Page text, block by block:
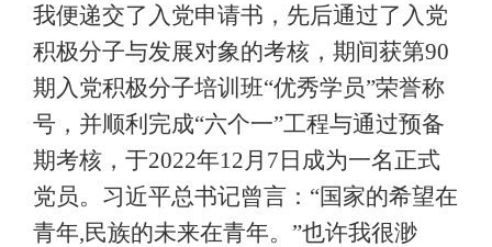
我便递交了入党申请书，先后通过了入党
积极分子与发展对象的考核，期间获第90
期入党积极分子培训班“优秀学员”荣誉称
号，并顺利完成“六个一”工程与通过预备
期考核，于2022年12月 7日成为一名正式
党员。习近平总书记曾言：“国家的希望在
青年,民族的未来在青年。 ”也许我很渺